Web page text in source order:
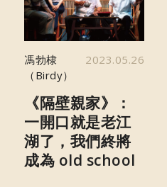
馮勃棣
（Birdy）
2023.05.26
《隔壁親家》：
一開口就是老江
湖了，我們終將
成為 old school